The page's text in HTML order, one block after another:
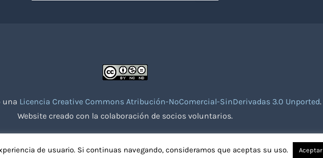
una Licencia Creative Commons Atribución-NoComercial-SinDerivadas 3.0 Unported.
Website creado con la colaboración de socios voluntarios.
de usuario. Si continuas navegando, consideramos que aceptas su uso. Aceptar